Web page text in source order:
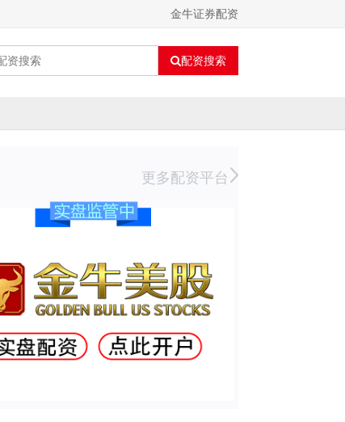
金牛证券配资
配资搜索
更多配资平台